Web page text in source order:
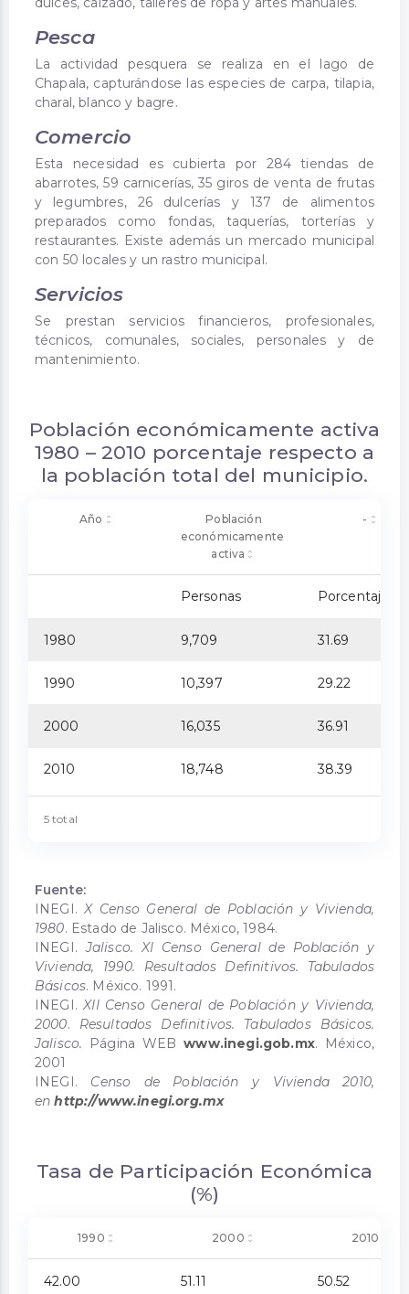
Pesca
La actividad pesquera se realiza en el lago de
Chapala, capturándose las especies de carpa, tilapia,
charal, blanco y bagre.
Comercio
Esta necesidad es cubierta por 284 tiendas de
abarrotes, 59 carnicerías, 35 giros de venta de frutas
y legumbres, 26 dulcerías y 137 de alimentos
preparados como fondas, taquerías, torterías y
restaurantes. Existe además un mercado municipal
con 50 locales y un rastro municipal.
Servicios
Se prestan servicios financieros, profesionales,
técnicos, comunales, sociales, personales y de
mantenimiento.
Población económicamente activa
1980 – 2010 porcentaje respecto a
la población total del municipio.
Año
Población
económicamente
activa
-
Personas Porcentaje
1980 9,709 31.69
1990 10,397 29.22
2000 16,035 36.91
2010 18,748 38.39
5 total
Fuente:
INEGI.X Censo General de Población y Vivienda,
1980. Estado de Jalisco. México, 1984.
INEGI.Jalisco. XI Censo General de Población y
Vivienda, 1990. Resultados Definitivos. Tabulados
Básicos. México. 1991.
INEGI.XII Censo General de Población y Vivienda,
2000. Resultados Definitivos. Tabulados Básicos.
Jalisco.
Página WEBwww.inegi.gob.mx. México,
2001
INEGI. Censo de Población y Vivienda 2010,
enhttp://www.inegi.org.mx
Tasa de Participación Económica
(%)
1990 2000 2010
42.00 51.11 50.52